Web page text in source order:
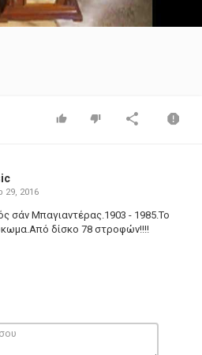
Video
29, 2016
σάν Μπαγιαντέρας.1903 - 1985.Το
δίσκο 78 στροφών!!!!